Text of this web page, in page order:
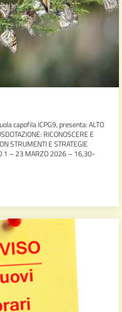
capofila ICPG9, presenta: ALTO
RICONOSCERE E
STRUMENTI E STRATEGIE
1 – 23 MARZO 2026 – 16,30-